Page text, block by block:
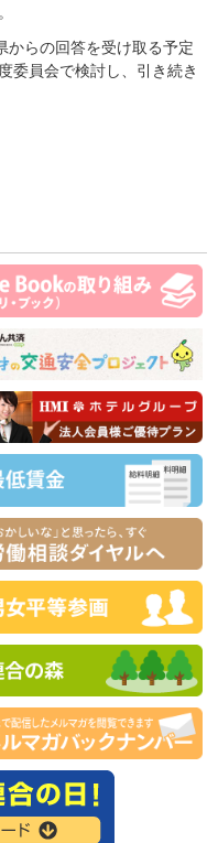
からの回答を受け取る予定
委員会で検討し、引き続き